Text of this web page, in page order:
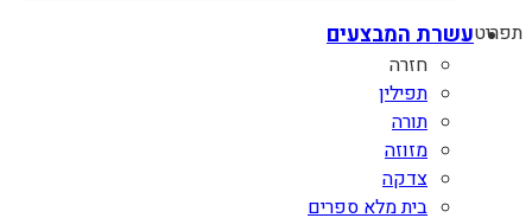
תפריטעשרת המבצעים
חזרה
תפילין
תורה
מזוזה
צדקה
בית מלא ספרים